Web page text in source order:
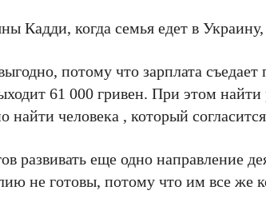
Кадди, когда семья едет в
потому что зарплата
61 000 гривен. При этом
найти человека , который
развивать еще одно направление
не готовы, потому что им все же